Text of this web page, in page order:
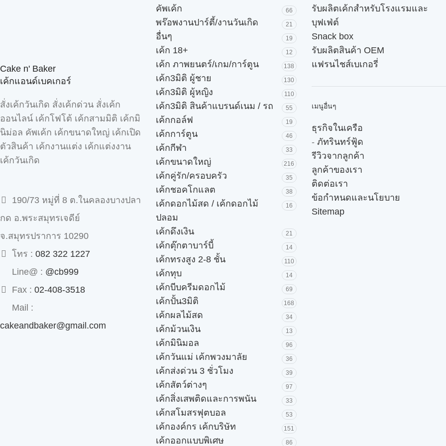
Cake n' Baker
เค้กแอนด์เบคเกอร์
สั่งเค้กวันเกิด สั่งเค้กด่วน สั่งเค้ก
ออนไลน์ เค้กโฟโต้ เค้กสามมิติ เค้กมิ
นิม่อล คัพเค้ก เค้กขนาดใหญ่ เค้กเปิด
ตัวสินค้า เค้กงานแต่ง เค้กแต่งงาน
เค้กวันเกิด
190/73 หมู่ที่ 8 ต.ในคลองบางปลา
กด อ.พระสมุทรเจดีย์
จ.สมุทรปราการ 10290
โทร : 082 322 1227
Line@ : @cb999
Fax : 02-408-3518
Mail :
cakeandbaker@gmail.com
คัพเค้ก 66
พร๊อพงานปาร์ตี้/งานวันเกิด 21
อื่นๆ 19
เค้ก 18+ 12
เค้ก ภาพยนตร์/เกม/การ์ตูน 138
เค้ก3มิติ ผู้ชาย 130
เค้ก3มิติ ผู้หญิง 110
เค้ก3มิติ สินค้าแบรนด์เนม / รถ 55
เค้กกอล์ฟ 19
เค้กการ์ตูน 46
เค้กกีฬา 33
เค้กขนาดใหญ่ 216
เค้กคู่รัก/ครอบครัว 35
เค้กชอคโกแลต 38
เค้กดอกไม้สด / เค้กดอกไม้
ปลอม
16
เค้กดึงเงิน 21
เค้กตุ๊กตาบาร์บี้ 14
เค้กทรงสูง 2-8 ชั้น 110
เค้กทุบ 14
เค้กบีบครีมดอกไม้ 69
เค้กปั้น3มิติ 168
เค้กผลไม้สด 34
เค้กม้วนเงิน 13
เค้กมินิมอล 96
เค้กวันแม่ เค้กพวงมาลัย 36
เค้กส่งด่วน 3 ชั่วโมง 39
เค้กสัตว์ต่างๆ 97
เค้กสิ่งเสพติดและการพนัน 33
เค้กสโมสรฟุตบอล 53
เค้กองค์กร เค้กบริษัท 151
เค้กออกแบบพิเศษ 86
รับผลิตเค้กสำหรับโรงแรมและ
บุฟเฟ่ต์
Snack box
รับผลิตสินค้า OEM
แฟรนไชส์เบเกอรี่
เมนูอื่นๆ
ธุรกิจในเครือ
- ภัทรินทร์ฟู้ด
รีวิวจากลูกค้า
ลูกค้าของเรา
ติดต่อเรา
ข้อกำหนดและนโยบาย
Sitemap